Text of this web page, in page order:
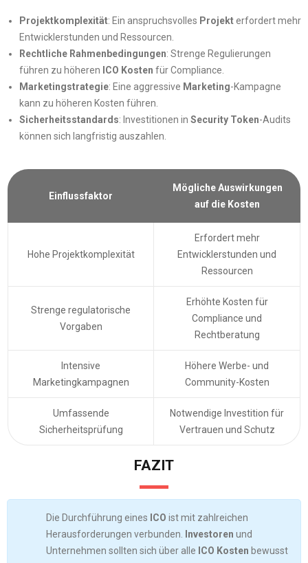
Projektkomplexität: Ein anspruchsvolles Projekterfordert mehr
Entwicklerstunden und Ressourcen.
Rechtliche Rahmenbedingungen: Strenge Regulierungen
führen zu höheren ICO Kosten für Compliance.
Marketingstrategie: Eine aggressive Marketing-Kampagne
kann zu höheren Kosten führen.
Sicherheitsstandards: Investitionen in Security Token-Audits
können sich langfristig auszahlen.
Einflussfaktor
Mögliche Auswirkungen
auf die Kosten
Hohe Projektkomplexität
Erfordert mehr
Entwicklerstunden und
Ressourcen
Strenge regulatorische
Vorgaben
Erhöhte Kosten für
Compliance und
Rechtberatung
Intensive
Marketingkampagnen
Höhere Werbe- und
Community-Kosten
Umfassende
Sicherheitsprüfung
Notwendige Investition für
Vertrauen und Schutz
FAZIT
Die Durchführung eines ICO ist mit zahlreichen
Herausforderungen verbunden.
Investoren und
Unternehmen sollten sich über alle ICO Kosten bewusst